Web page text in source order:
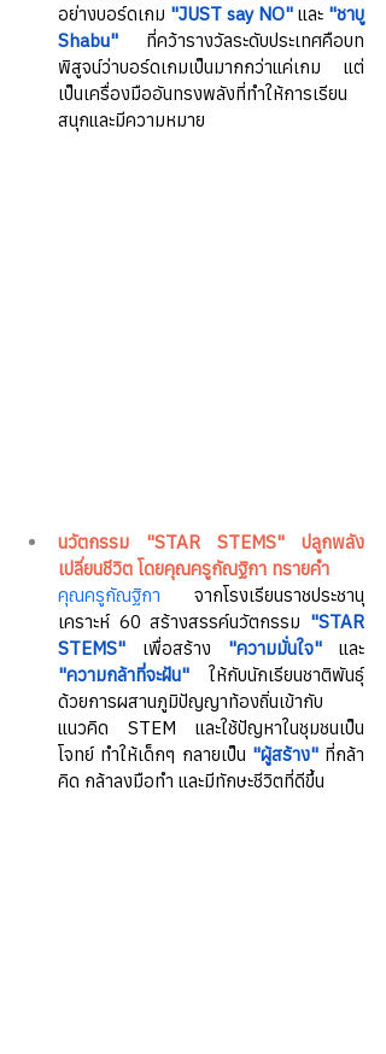
อย่างบอร์ดเกม "JUST say NO" และ "ชาบู
Shabu" ที่คว้ารางวัลระดับประเทศคือบท
พิสูจน์ว่าบอร์ดเกมเป็นมากกว่าแค่เกม แต่
เป็นเครื่องมืออันทรงพลังที่ทำให้การเรียน
สนุกและมีความหมาย
นวัตกรรม "STAR STEMS" ปลูกพลัง
เปลี่ยนชีวิต โดยคุณครูกัณฐิกา ทรายคำ
คุณครูกัณฐิกา จากโรงเรียนราชประชานุ
เคราะห์ 60 สร้างสรรค์นวัตกรรม "STAR
STEMS" เพื่อสร้าง "ความมั่นใจ"
"ความกล้าที่จะฝัน" ให้กับนักเรียนชาติพันธุ์
ด้วยการผสานภูมิปัญญาท้องถิ่นเข้ากับ
แนวคิด STEM และใช้ปัญหาในชุมชนเป็น
โจทย์ ทำให้เด็กๆ กลายเป็น "ผู้สร้าง" ที่กล้า
คิด กล้าลงมือทำ และมีทักษะชีวิตที่ดีขึ้น